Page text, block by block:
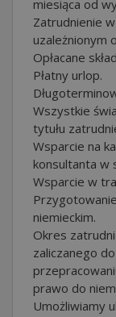
miesiąca od
Zatrudnienie
uzależnionym
Opłacane
Płatny urlop.
Wszystkie
tytułu
Wsparcie na
konsultanta w
Wsparcie w
niemieckim.
Okres
zaliczanego
prawo do
Umożliwiamy